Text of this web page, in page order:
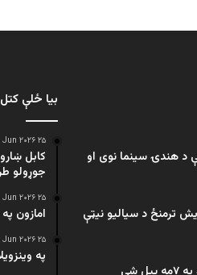
د هندۍ سینما نوی او
ترمنځ د سیالیو نیټې
بیا ځلې
۲۵ Jun ۲۰۲۶
کابل
جوړولو
۲۵ Jun ۲۰۲۶
امازون په هند کې ۴۸
۲۵ Jun ۲۰۲۶
په